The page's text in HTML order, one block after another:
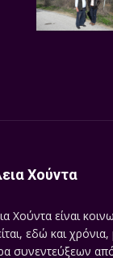
Χούντα
Χούντα είναι
εδώ και
συνεντεύξεων